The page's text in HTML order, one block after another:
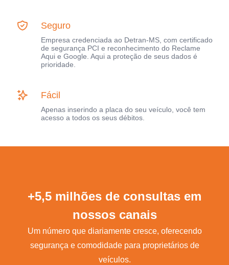
Seguro
Empresa credenciada ao Detran-MS, com certificado
de segurança PCI e reconhecimento do Reclame
Aqui e Google. Aqui a proteção de seus dados é
prioridade.
Fácil
Apenas inserindo a placa do seu veículo, você tem
acesso a todos os seus débitos.
+5,5 milhões de consultas em
nossos canais
Um número que diariamente cresce, oferecendo
segurança e comodidade para proprietários de
veículos.